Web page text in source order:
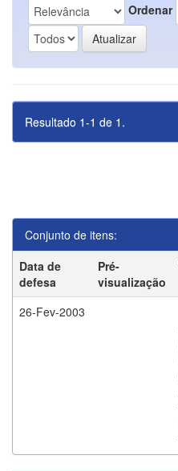
Ordenar
Resultado 1-1 de 1.
Conjunto de itens:
Data de
defesa
Pré-
visualização
26-Fev-2003